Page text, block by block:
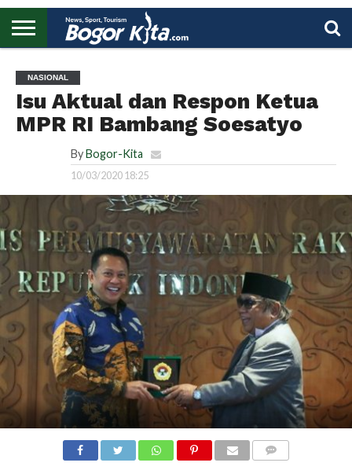
UTAMA
NASIONAL
Isu Aktual dan Respon Ketua
MPR RI Bambang Soesatyo
By Bogor-Kita
10/03/2020 18:25